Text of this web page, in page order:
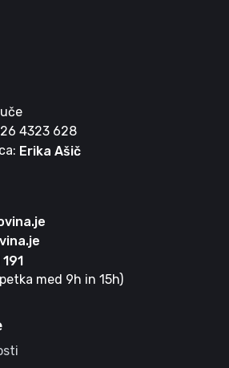
4323 628
Erika Ašič
med 9h in 15h)